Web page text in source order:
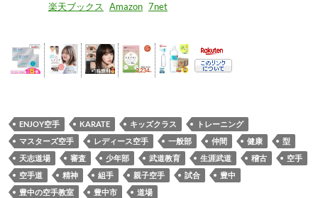
楽天ブックス
Amazon 7net
ENJOY空手 KARATE キッズクラス
トレーニング
マスターズ空手
レディース空手 一般部 仲間 健康
型
天志道場
審査 少年部 武道教育 生涯武道 稽古
空手
空手道
精神 組手 親子空手 試合
豊中
豊中の空手教室
豊中市 道場